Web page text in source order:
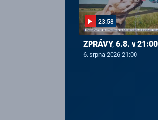
23:58
ZPRÁVY, 6.8. v 21:00
6. srpna 2026 21:00